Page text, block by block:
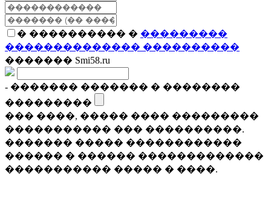
� ���������� � ���������
�������������� ����������
������� Smi58.ru
- ������� ������� � ��������
���������
��� ����, ����� ���� ���������
����������� ��� ����������.
������� ����� ������������
������ � ������ �������������
����������� ����� � ����.